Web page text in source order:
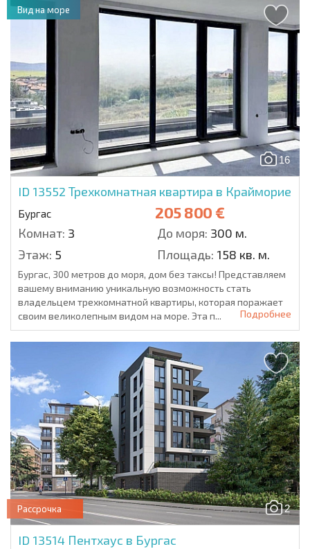
16
ID 13552 Трехкомнатная квартира в Крайморие
Бургас 205 800 €
Комнат: 3 До моря: 300 м.
Этаж: 5 Площадь: 158 кв. м.
Вид на море
Бургас, 300 метров до моря, дом без таксы! Представляем
вашему вниманию уникальную возможность стать
владельцем трехкомнатной квартиры, которая поражает
своим великолепным видом на море. Эта п...
Подробнее
2
Рассрочка
ID 13514 Пентхаус в Бургас